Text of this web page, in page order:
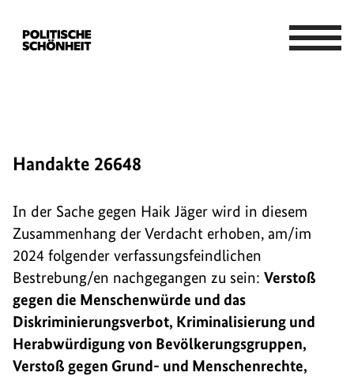
Handakte 26648
In der Sache gegen Haik Jäger wird in diesem
Zusammenhang der Verdacht erhoben, am/im
2024 folgender verfassungsfeindlichen
Bestrebung/en nachgegangen zu sein: Verstoß
gegen die Menschenwürde und das
Diskriminierungsverbot, Kriminalisierung und
Herabwürdigung von Bevölkerungsgruppen,
Verstoß gegen Grund- und Menschenrechte,